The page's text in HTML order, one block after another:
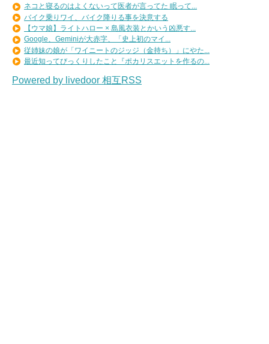
ネコと寝るのはよくないって医者が言ってた 眠って...
バイク乗りワイ、バイク降りる事を決意する
【ウマ娘】ライトハロー × 島風衣装とかいう凶悪す...
Google、Geminiが大赤字、「史上初のマイ...
従姉妹の娘が「ワイニートのジッジ（金持ち）」にやた...
最近知ってびっくりしたこと『ポカリスエットを作るの...
Powered by livedoor 相互RSS